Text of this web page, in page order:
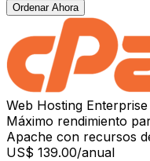
Ordenar Ahora
Web Hosting
Máximo rendimiento
Apache con recursos
US$ 139.00/anual